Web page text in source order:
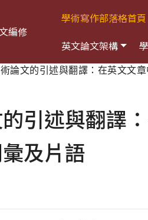
編修
學術寫作部落格首頁
英文論文架構
論文的引述與翻譯：在英文文
引述與翻譯
及片語